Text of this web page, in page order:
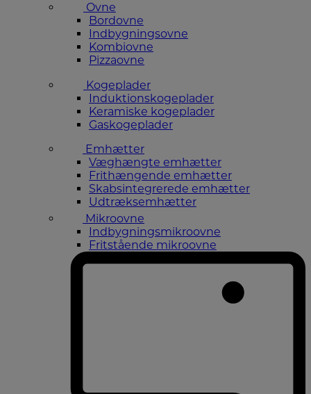
Ovne
Bordovne
Indbygningsovne
Kombiovne
Pizzaovne
Kogeplader
Induktionskogeplader
Keramiske kogeplader
Gaskogeplader
Emhætter
Væghængte emhætter
Frithængende emhætter
Skabsintegrerede emhætter
Udtræksemhætter
Mikroovne
Indbygningsmikroovne
Fritstående mikroovne